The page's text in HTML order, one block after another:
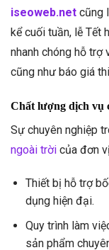
iseoweb.net cũng
kể cuối tuần, lễ Tết
nhanh chóng hỗ trợ
cũng như báo giá
Chất lượng dịch vụ
Sự chuyên nghiệp
ngoài trời của đơn
Thiết bị hỗ trợ
dụng hiện đại.
Quy trình làm
sản phẩm